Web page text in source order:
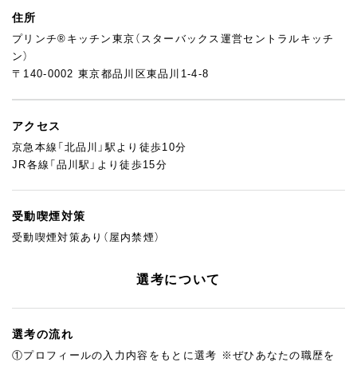
住所
プリンチ®キッチン東京（スターバックス運営セントラルキッチ
ン）
〒140-0002 東京都品川区東品川1-4-8
アクセス
京急本線「北品川」駅より徒歩10分
JR各線「品川駅」より徒歩15分
受動喫煙対策
受動喫煙対策あり（屋内禁煙）
選考について
選考の流れ
①プロフィールの入力内容をもとに選考 ※ぜひあなたの職歴を